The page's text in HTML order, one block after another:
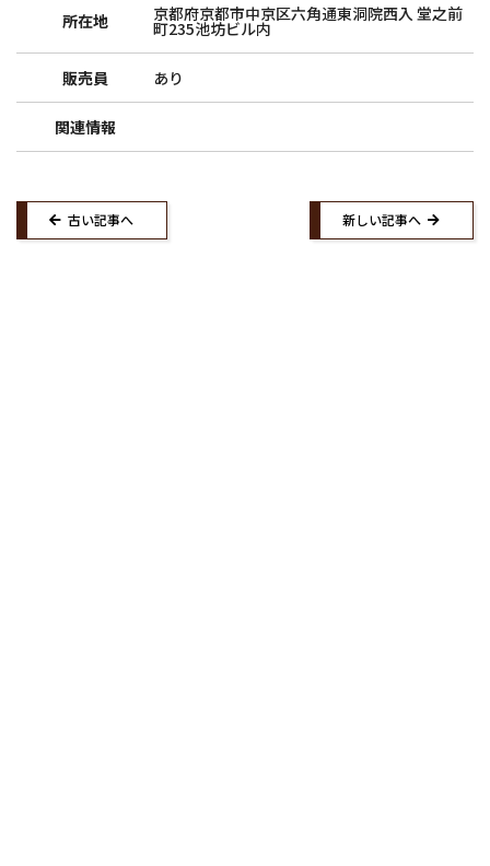
所在地 京都府京都市中京区六角通東洞院西入 堂之前
町235池坊ビル内
販売員 あり
関連情報
古い記事へ 新しい記事へ
求人募集
ウェブショップ
お知らせ
紙漉き体験ご予約
紙漉きご予約マイページ
Instagram